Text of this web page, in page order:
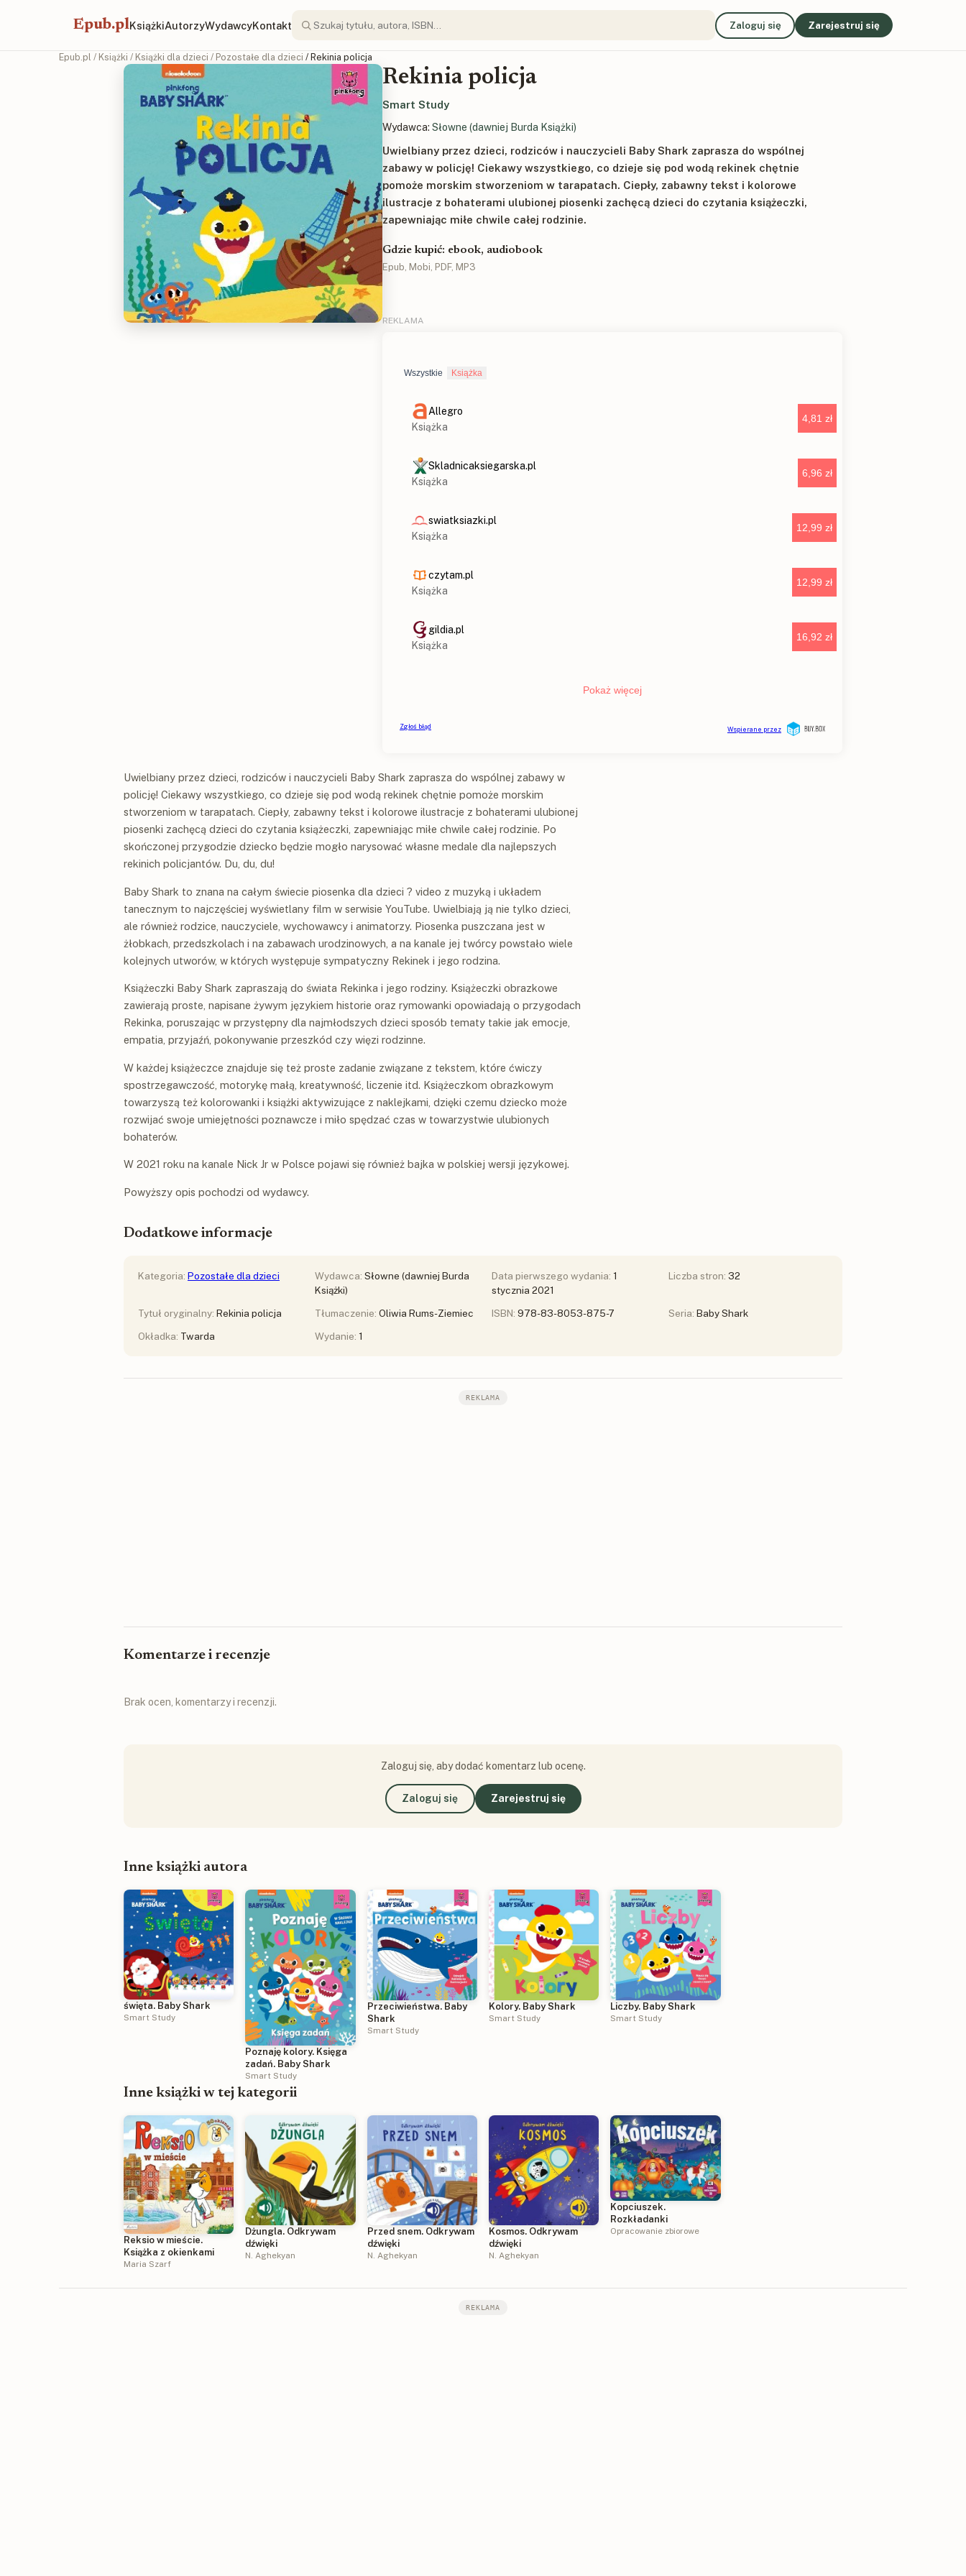
Epub.plKsiążkiAutorzyWydawcyKontakt Zaloguj się Zarejestruj się
Epub.pl / Książki / Książki dla dzieci / Pozostałe dla dzieci / Rekinia policja
Rekinia policja
Smart Study
Wydawca: Słowne (dawniej Burda Książki)
Uwielbiany przez dzieci, rodziców i nauczycieli Baby Shark zaprasza do wspólnej
zabawy w policję! Ciekawy wszystkiego, co dzieje się pod wodą rekinek chętnie
pomoże morskim stworzeniom w tarapatach. Ciepły, zabawny tekst i kolorowe
ilustracje z bohaterami ulubionej piosenki zachęcą dzieci do czytania książeczki,
zapewniając miłe chwile całej rodzinie.
Gdzie kupić: ebook, audiobook
Epub, Mobi, PDF, MP3
Uwielbiany przez dzieci, rodziców i nauczycieli Baby Shark zaprasza do wspólnej zabawy w
policję! Ciekawy wszystkiego, co dzieje się pod wodą rekinek chętnie pomoże morskim
stworzeniom w tarapatach. Ciepły, zabawny tekst i kolorowe ilustracje z bohaterami ulubionej
piosenki zachęcą dzieci do czytania książeczki, zapewniając miłe chwile całej rodzinie. Po
skończonej przygodzie dziecko będzie mogło narysować własne medale dla najlepszych
rekinich policjantów. Du, du, du!
Baby Shark to znana na całym świecie piosenka dla dzieci ? video z muzyką i układem
tanecznym to najczęściej wyświetlany film w serwisie YouTube. Uwielbiają ją nie tylko dzieci,
ale również rodzice, nauczyciele, wychowawcy i animatorzy. Piosenka puszczana jest w
żłobkach, przedszkolach i na zabawach urodzinowych, a na kanale jej twórcy powstało wiele
kolejnych utworów, w których występuje sympatyczny Rekinek i jego rodzina.
Książeczki Baby Shark zapraszają do świata Rekinka i jego rodziny. Książeczki obrazkowe
zawierają proste, napisane żywym językiem historie oraz rymowanki opowiadają o przygodach
Rekinka, poruszając w przystępny dla najmłodszych dzieci sposób tematy takie jak emocje,
empatia, przyjaźń, pokonywanie przeszkód czy więzi rodzinne.
W każdej książeczce znajduje się też proste zadanie związane z tekstem, które ćwiczy
spostrzegawczość, motorykę małą, kreatywność, liczenie itd. Książeczkom obrazkowym
towarzyszą też kolorowanki i książki aktywizujące z naklejkami, dzięki czemu dziecko może
rozwijać swoje umiejętności poznawcze i miło spędzać czas w towarzystwie ulubionych
bohaterów.
W 2021 roku na kanale Nick Jr w Polsce pojawi się również bajka w polskiej wersji językowej.
Powyższy opis pochodzi od wydawcy.
Dodatkowe informacje
Kategoria: Pozostałe dla dzieci Wydawca: Słowne (dawniej Burda
Książki)
Data pierwszego wydania: 1
stycznia 2021
Liczba stron: 32
Tytuł oryginalny: Rekinia policja Tłumaczenie: Oliwia Rums-Ziemiec ISBN: 978-83-8053-875-7 Seria: Baby Shark
Okładka: Twarda Wydanie: 1
REKLAMA
Komentarze i recenzje
Brak ocen, komentarzy i recenzji.
Zaloguj się, aby dodać komentarz lub ocenę.
Zaloguj się Zarejestruj się
Inne książki autora
święta. Baby Shark
Smart Study
Poznaję kolory. Księga
zadań. Baby Shark
Smart Study
Przeciwieństwa. Baby
Shark
Smart Study
Kolory. Baby Shark
Smart Study
Liczby. Baby Shark
Smart Study
Inne książki w tej kategorii
Reksio w mieście.
Książka z okienkami
Maria Szarf
Dżungla. Odkrywam
dźwięki
N. Aghekyan
Przed snem. Odkrywam
dźwięki
N. Aghekyan
Kosmos. Odkrywam
dźwięki
N. Aghekyan
Kopciuszek.
Rozkładanki
Opracowanie zbiorowe
REKLAMA